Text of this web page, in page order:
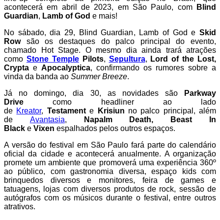
acontecerá em abril de 2023, em São Paulo, com
Blind
Guardian, Lamb of God e mais!
No sábado, dia 29, Blind Guardian, Lamb of God e Skid
Rowsão os destaques do palco principal do evento,
chamado Hot Stage. O mesmo dia ainda trará atrações
como Stone TemplePilots, Sepultura, Lord of the Lost,
Crypta e Apocalyptica, confirmando os rumores sobre a
vinda da banda ao Summer Breeze.
Já no domingo, dia 30, as novidades são
Parkway
Drive como headliner ao lado
de Kreator, Testamente Krisiun no palco principal, além
de Avantasia,
Napalm Death, Beast In
Black e Vixen espalhados pelos outros espaços.
A versão do festival em São Paulo fará parte do calendário
oficial da cidade e acontecerá anualmente. A organização
promete um ambiente que promoverá uma experiência 360º
ao público, com gastronomia diversa, espaço kids com
brinquedos diversos e monitores, feira de games e
tatuagens, lojas com diversos produtos de rock, sessão de
autógrafos com os músicos durante o festival, entre outros
atrativos.